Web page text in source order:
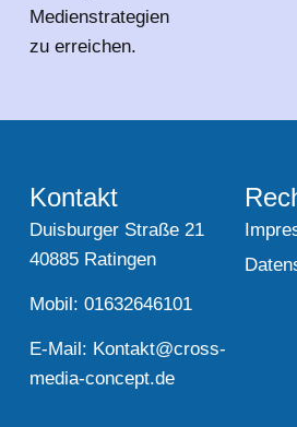
Medienstrategien
zu erreichen.
Kontakt
Duisburger Straße 21
40885 Ratingen
Mobil: 01632646101
E-Mail: Kontakt@cross-
media-concept.de